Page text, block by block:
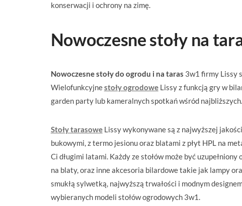
konserwacji i ochrony na zimę.
Nowoczesne stoły na
Nowoczesne stoły do ogrodu i na taras 3w1 firmy Lissy
Wielofunkcyjnestoły ogrodoweLissy z funkcją gry w
garden party lub kameralnych spotkań wśród najbliższych.
Stoły tarasoweLissy wykonywane są z najwyższej
bukowymi, z termo jesionu oraz blatami z płyt HPL na
Ci długimi latami. Każdy ze stołów może być
na blaty, oraz inne akcesoria bilardowe takie jak lampy
smukłą sylwetką, najwyższą trwałości i modnym
wybieranych modeli stołów ogrodowych 3w1.